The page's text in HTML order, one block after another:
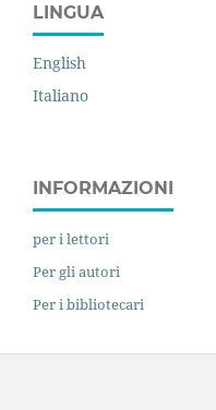
LINGUA
English
Italiano
INFORMAZIONI
per i lettori
Per gli autori
Per i bibliotecari